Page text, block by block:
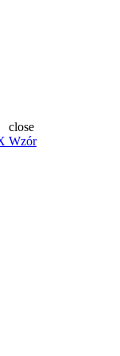
close
Wzór